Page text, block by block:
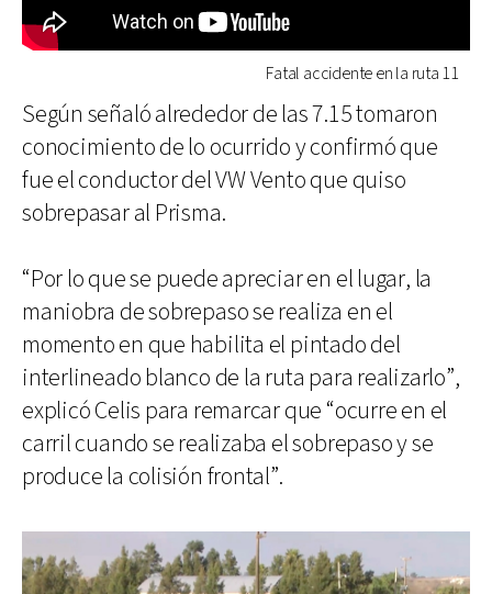
Fatal accidente en la ruta 11
Según señaló alrededor de las 7.15 tomaron
conocimiento de lo ocurrido y confirmó que
fue el conductor del VW Vento que quiso
sobrepasar al Prisma.
“Por lo que se puede apreciar en el lugar, la
maniobra de sobrepaso se realiza en el
momento en que habilita el pintado del
interlineado blanco de la ruta para realizarlo”,
explicó Celis para remarcar que “ocurre en el
carril cuando se realizaba el sobrepaso y se
produce la colisión frontal”.